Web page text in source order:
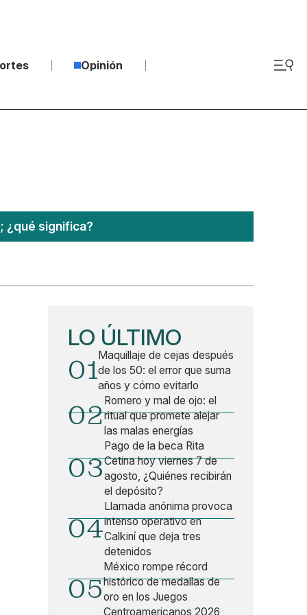
Opinión
¿qué significa?
LO ÚLTIMO
01Maquillaje de cejas después
de los 50: el error que suma
años y cómo evitarlo
02Romero y mal de ojo: el
ritual que promete alejar
las malas energías
03
Pago de la beca Rita
Cetina hoy viernes 7 de
agosto, ¿Quiénes recibirán
el depósito?
04
Llamada anónima provoca
intenso operativo en
Calkiní que deja tres
detenidos
05
México rompe récord
histórico de medallas de
oro en los Juegos
Centroamericanos 2026